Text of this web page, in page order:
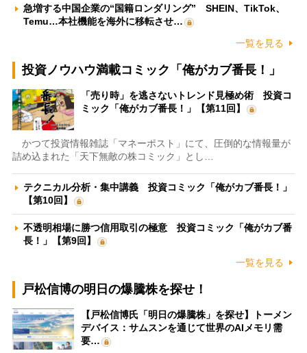
急増する中国企業の“国籍ロンダリング” SHEIN、TikTok、
Temu…本社機能を海外に移転させ…
一覧を見る
投資ノウハウ満載コミック「俺がカブ番長！」
「売り時」を逃さないトレンド見極め術 投資コ
ミック「俺がカブ番長！」【第11回】
かつて投資情報雑誌「マネーポスト」にて、圧倒的な情報量が
詰め込まれた「天下無敵の株コミック」とし…
テクニカル分析・集中講義 投資コミック「俺がカブ番長！」
【第10回】
不透明相場に勝つ信用取引の極意 投資コミック「俺がカブ番
長！」【第9回】
一覧を見る
戸松信博の明日の爆騰株を探せ！
【戸松信博氏「明日の爆騰株」を探せ】トーメン
デバイス：サムスンを通じて世界のAIメモリ需
要…